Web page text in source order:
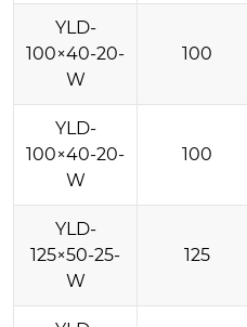
YLD-
100×40-20-
W
100
YLD-
100×40-20-
W
100
YLD-
125×50-25-
W
125